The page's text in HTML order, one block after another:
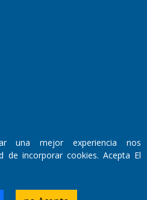
una mejor experiencia nos
de incorporar cookies. Acepta El